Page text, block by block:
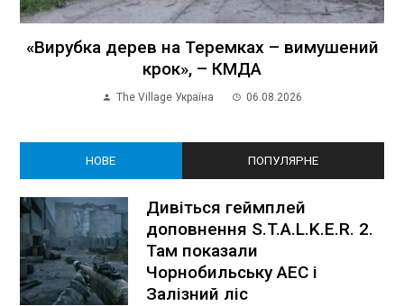
«Вирубка дерев на Теремках – вимушений
крок», – КМДА
The Village Україна 06.08.2026
НОВЕ ПОПУЛЯРНЕ
Дивіться геймплей
доповнення S.T.A.L.K.E.R. 2.
Там показали
Чорнобильську АЕС і
Залізний ліс